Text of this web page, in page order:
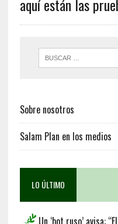
aquí están las
Sobre nosotros
Salam Plan en los medios
LO ÚLTIMO